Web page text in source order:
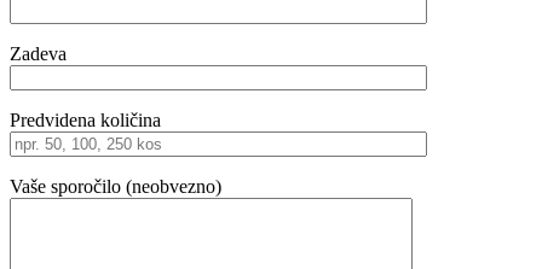
Zadeva
Predvidena količina
Vaše sporočilo (neobvezno)